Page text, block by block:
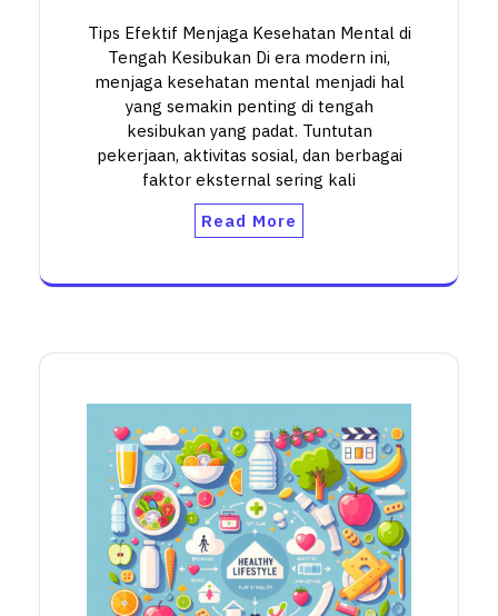
Tips Efektif Menjaga Kesehatan Mental di
Tengah Kesibukan Di era modern ini,
menjaga kesehatan mental menjadi hal
yang semakin penting di tengah
kesibukan yang padat. Tuntutan
pekerjaan, aktivitas sosial, dan berbagai
faktor eksternal sering kali
Read More